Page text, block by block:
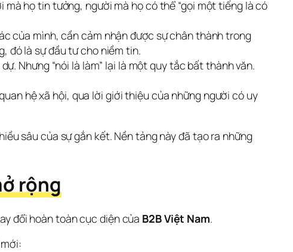
họ tin tưởng, người mà họ có thể “gọi một tiếng là có
của mình, cần cảm nhận được sự chân thành trong
đó là sự đầu tư cho niềm tin.
Nhưng “nói là làm” lại là một quy tắc bất thành văn.
hệ xã hội, qua lời giới thiệu của những người có uy
sâu của sự gắn kết. Nền tảng này đã tạo ra những
rộng
đổi hoàn toàn cục diện của B2B Việt Nam.